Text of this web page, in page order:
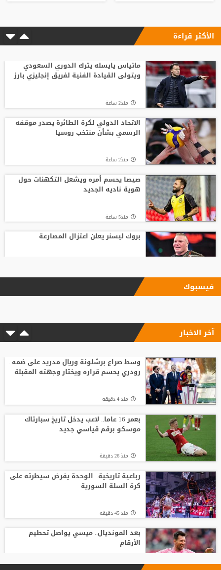
الأكثر قراءة
ماتياس يايسله يترك الدوري السعودي
ويتولى القيادة الفنية لفريق إنجليزي بارز
منذ2 ساعة
الاتحاد الدولي لكرة الطائرة يصدر موقفه
الرسمي بشأن منتخب روسيا
منذ2 ساعة
صيصا يحسم أمره ويشعل التكهنات حول
هوية ناديه الجديد
منذ5 ساعة
بروك ليسنر يعلن اعتزال المصارعة
بأرقام استثنائية.. هل يكون كوبارسي
جديدًا
موعد توقيع عقد محمد صلاح مع طرابزون
من الأهلي السعودي للبريميرليج.. يايسله
يقود نيوكاسل رسميًا
فيسبوك
آخر الاخبار
وسط صراع برشلونة وريال مدريد على ضمه..
رودري يحسم قراره ويختار وجهته المقبلة
منذ 4 دقيقة
بعمر 16 عاما.. لاعب يدخل تاريخ سبارتاك
موسكو برقم قياسي جديد
منذ 26 دقيقة
رباعية تاريخية.. الوحدة يفرض سيطرته على
كرة السلة السورية
منذ 45 دقيقة
بعد المونديال.. ميسي يواصل تحطيم
الأرقام